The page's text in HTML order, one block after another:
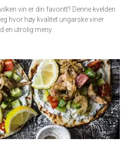
vin er din favoritt? Denne kvelden
hvor høy kvalitet ungarske viner
en utrolig meny.